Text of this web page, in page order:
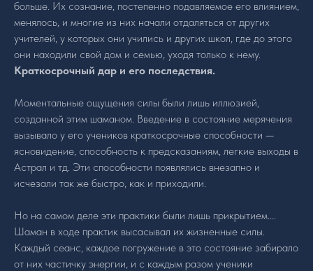
больше. Их сознание, постепенно подавляемое его влиянием,
менялось, и многие из них начали отдаляться от других
учителей, у которых они учились и других школ, где до этого
они находили свой дом и семью, уходя только к нему.
Краткосрочный дар и его последствия.
Моментальные ощущения силы были лишь иллюзией,
созданной этим шаманом. Введение в состояние мерячения
вызывало у его учеников краткосрочные способности —
ясновидение, способность к предсказаниям, легкие выходы в
Астрал и тд. Эти способности появлялись внезапно и
исчезали так же быстро, как и приходили.
Но на самом деле эти практики были лишь прикрытием....
Шаман в ходе практик высасывал их жизненные силы.
Каждый сеанс, каждое погружение в это состояние забирало
от них частичку энергии, и с каждым разом ученики